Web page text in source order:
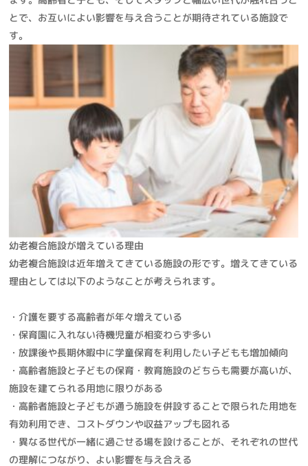
とで、お互いによい影響を与え合うことが期待されている施設で
す。
幼老複合施設が増えている理由
幼老複合施設は近年増えてきている施設の形です。増えてきている
理由としては以下のようなことが考えられます。
・介護を要する高齢者が年々増えている
・保育園に入れない待機児童が相変わらず多い
・放課後や長期休暇中に学童保育を利用したい子どもも増加傾向
・高齢者施設と子どもの保育・教育施設のどちらも需要が高いが、
施設を建てられる用地に限りがある
・高齢者施設と子どもが通う施設を併設することで限られた用地を
有効利用でき、コストダウンや収益アップも図れる
・異なる世代が一緒に過ごせる場を設けることが、それぞれの世代
の理解につながり、よい影響を与え合える